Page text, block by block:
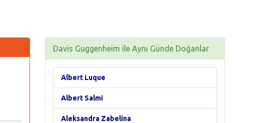
Davis Guggenheim ile Aynı Günde Doğanlar
Albert Luque
Albert Salmi
Aleksandra Zabelina